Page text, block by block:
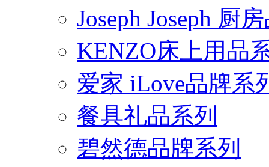
Joseph Joseph 厨
KENZO床上用品
爱家 iLove品牌系
餐具礼品系列
碧然德品牌系列